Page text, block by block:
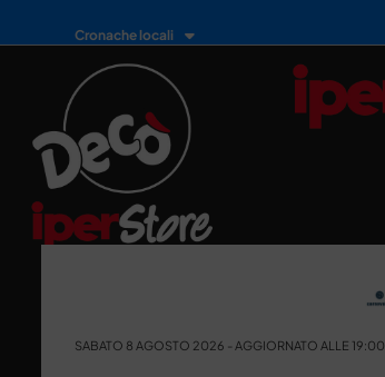
Cronache locali
SABATO 8 AGOSTO 2026 - AGGIORNATO ALLE 19:00